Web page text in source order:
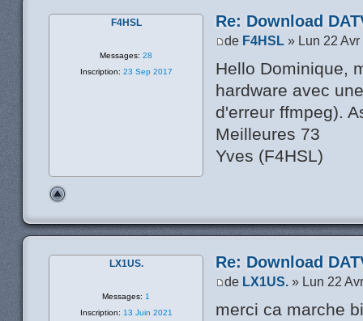
Re: Download
de F4HSL » Lun 22
Hello Dominique,
hardware avec
d'erreur ffmpeg).
Meilleures 73
Yves (F4HSL)
F4HSL
Messages: 28
Inscription: 23 Sep 2017
Re: Download
de LX1US. » Lun 22
merci ca marche
LX1US.
Messages: 1
Inscription: 13 Juin 2021